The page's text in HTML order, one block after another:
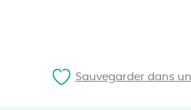
Sauvegarder dans